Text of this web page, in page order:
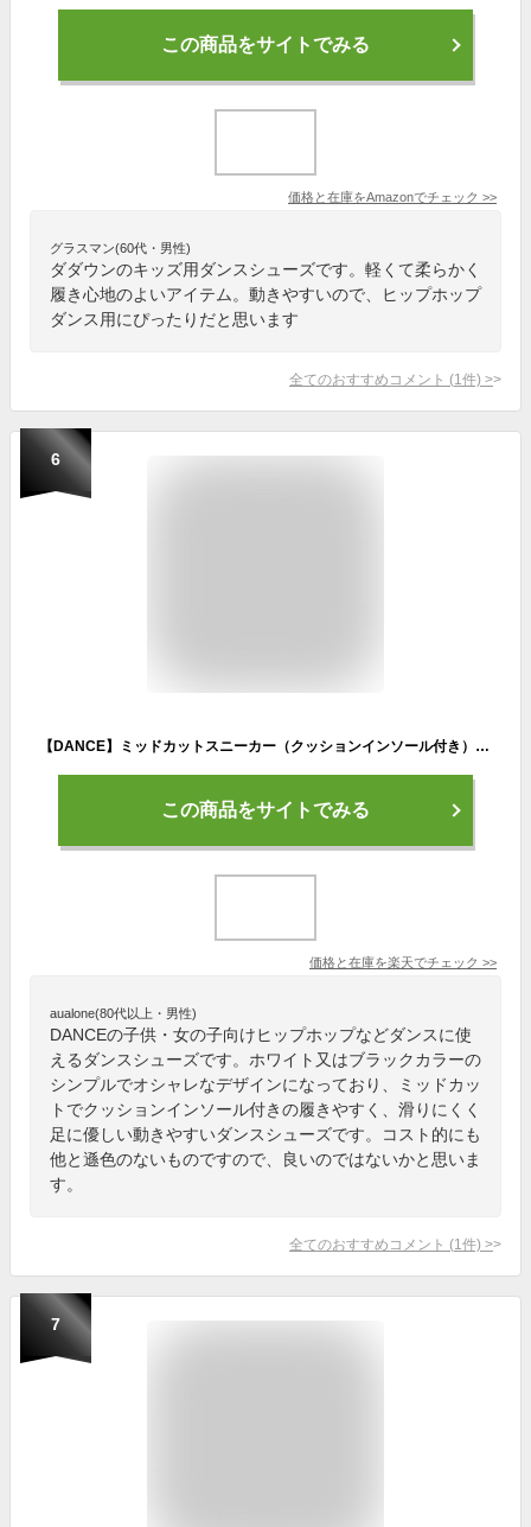
この商品をサイトでみる
価格と在庫をAmazonでチェック >>
グラスマン(60代・男性)
ダダウンのキッズ用ダンスシューズです。軽くて柔らかく
履き心地のよいアイテム。動きやすいので、ヒップホップ
ダンス用にぴったりだと思います
全てのおすすめコメント (1 件) >
6
【DANCE】ミッドカットスニーカー（クッションインソール付き） 子供服 キッズ 女の子 ダンスシューズ スニーカー 靴 ダンス ダンススニーカー ハイカット ジュニア 高学年 ホワイト ブラック 白 黒
この商品をサイトでみる
価格と在庫を楽天でチェック >>
aualone(80代以上・男性)
DANCEの子供・女の子向けヒップホップなどダンスに使
えるダンスシューズです。ホワイト又はブラックカラーの
シンプルでオシャレなデザインになっており、ミッドカッ
トでクッションインソール付きの履きやすく、滑りにくく
足に優しい動きやすいダンスシューズです。コスト的にも
他と遜色のないものですので、良いのではないかと思いま
す。
全てのおすすめコメント (1 件) >
7